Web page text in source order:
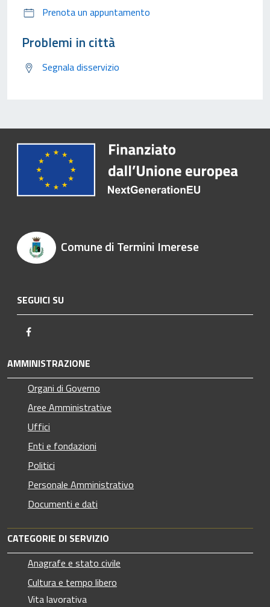
Prenota un appuntamento
Problemi in città
Segnala disservizio
Comune di Termini Imerese
SEGUICI SU
AMMINISTRAZIONE
Organi di Governo
Aree Amministrative
Uffici
Enti e fondazioni
Politici
Personale Amministrativo
Documenti e dati
CATEGORIE DI SERVIZIO
Anagrafe e stato civile
Cultura e tempo libero
Vita lavorativa